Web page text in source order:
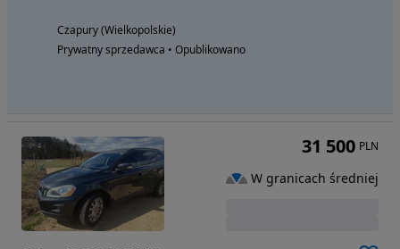
Czapury (Wielkopolskie)
Prywatny sprzedawca • Opublikowano
31 500 PLN
W granicach średniej